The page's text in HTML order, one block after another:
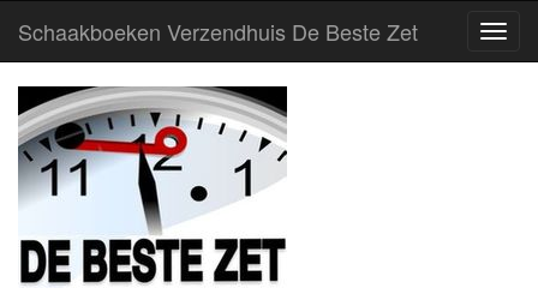
Schaakboeken Verzendhuis De Beste Zet